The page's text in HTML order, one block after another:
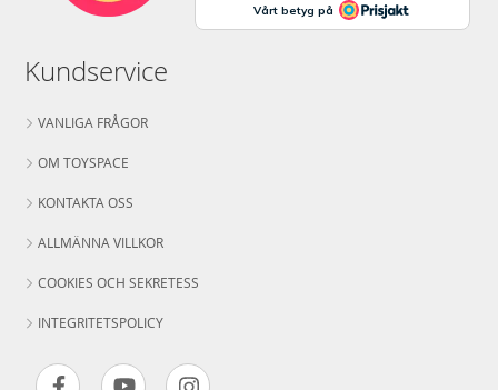
Kundservice
VANLIGA FRÅGOR
OM TOYSPACE
KONTAKTA OSS
ALLMÄNNA VILLKOR
COOKIES OCH SEKRETESS
INTEGRITETSPOLICY